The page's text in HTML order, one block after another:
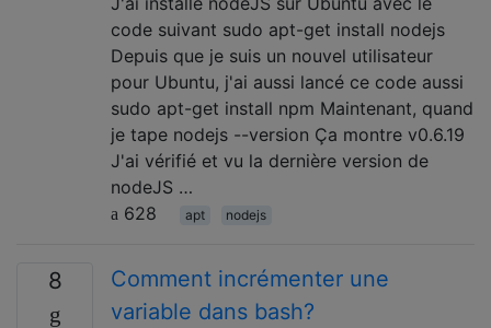
code suivant sudo apt-get install nodejs
Depuis que je suis un nouvel utilisateur
pour Ubuntu, j'ai aussi lancé ce code aussi
sudo apt-get install npm Maintenant, quand
je tape nodejs --version Ça montre v0.6.19
J'ai vérifié et vu la dernière version de
nodeJS …
628
apt nodejs
8
Comment incrémenter une
variable dans bash?